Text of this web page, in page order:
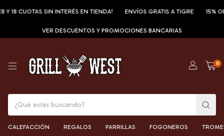
Y 18 CUOTAS SIN INTERÉS EN TIENDA! ENVÍOS GRATIS A TIGRE 15%
VER DESCUENTOS Y PROMOCIONES BANCARIAS
0
CALEFACCIÓN REGALOS PARRILLAS FOGONEROS